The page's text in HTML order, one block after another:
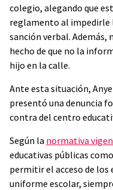
colegio, alegando que
reglamento al impedirle
sanción verbal.
hecho de que no la
hijo en la calle.
Ante esta situación,
presentó una denuncia
contra del centro
Según la normativa
educativas públicas
permitir el acceso de los
uniforme escolar,